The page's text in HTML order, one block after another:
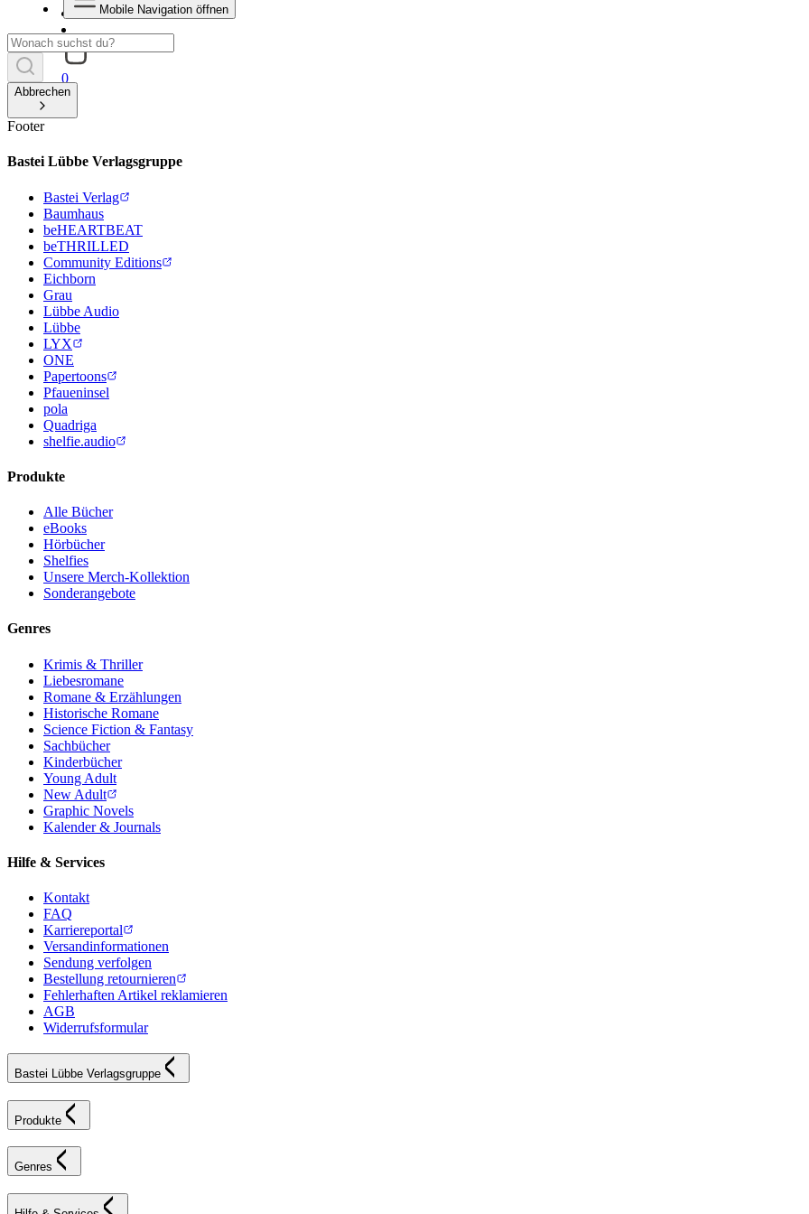
0
Mobile Navigation öffnen
Abbrechen
Footer
Bastei Lübbe Verlagsgruppe
Bastei Verlag
Baumhaus
beHEARTBEAT
beTHRILLED
Community Editions
Eichborn
Grau
Lübbe Audio
Lübbe
LYX
ONE
Papertoons
Pfaueninsel
pola
Quadriga
shelfie.audio
Produkte
Alle Bücher
eBooks
Hörbücher
Shelfies
Unsere Merch-Kollektion
Sonderangebote
Genres
Krimis & Thriller
Liebesromane
Romane & Erzählungen
Historische Romane
Science Fiction & Fantasy
Sachbücher
Kinderbücher
Young Adult
New Adult
Graphic Novels
Kalender & Journals
Hilfe & Services
Kontakt
FAQ
Karriereportal
Versandinformationen
Sendung verfolgen
Bestellung retournieren
Fehlerhaften Artikel reklamieren
AGB
Widerrufsformular
Bastei Lübbe Verlagsgruppe
Produkte
Genres